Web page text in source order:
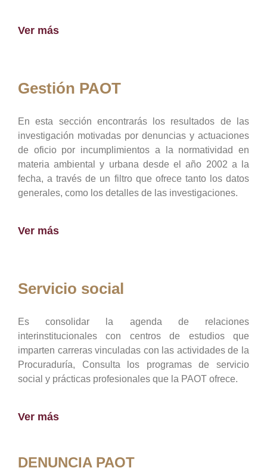
Ver más
Gestión PAOT
En esta sección encontrarás los resultados de las
investigación motivadas por denuncias y actuaciones
de oficio por incumplimientos a la normatividad en
materia ambiental y urbana desde el año 2002 a la
fecha, a través de un filtro que ofrece tanto los datos
generales, como los detalles de las investigaciones.
Ver más
Servicio social
Es consolidar la agenda de relaciones
interinstitucionales con centros de estudios que
imparten carreras vinculadas con las actividades de la
Procuraduría, Consulta los programas de servicio
social y prácticas profesionales que la PAOT ofrece.
Ver más
DENUNCIA PAOT